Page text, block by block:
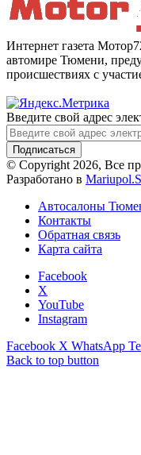
Интернет газета
автомире Тюмени,
происшествиях с
Введите свой адрес
© Copyright 2026, Все
Разработано в
Автосалоны
Контакты
Обратная связь
Карта сайта
Facebook
X
YouTube
Instagram
Facebook X WhatsApp
Back to top button